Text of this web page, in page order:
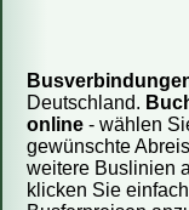
Deutschland.
online - wählen
gewünschte
weitere Buslinien
klicken Sie